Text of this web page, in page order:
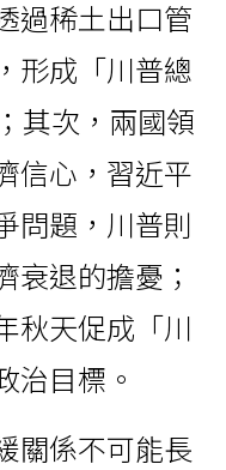
過稀土出口管
形成「川普總
其次，兩國領
信心，習近平
問題，川普則
衰退的擔憂；
秋天促成「川
治目標。
關係不可能長